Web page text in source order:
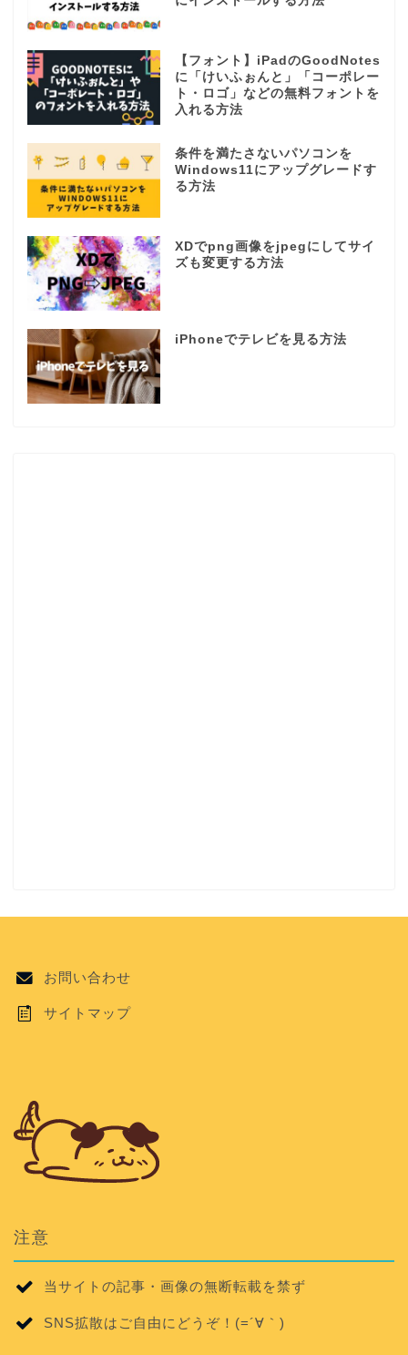
【フォント】iPadのGoodNotes
に「けいふぉんと」「コーポレー
ト・ロゴ」などの無料フォントを
入れる方法
条件を満たさないパソコンを
Windows11にアップグレードす
る方法
XDでpng画像をjpegにしてサイ
ズも変更する方法
iPhoneでテレビを見る方法
お問い合わせ
サイトマップ
注意
当サイトの記事・画像の無断転載を禁ず
SNS拡散はご自由にどうぞ！(=´∀｀)